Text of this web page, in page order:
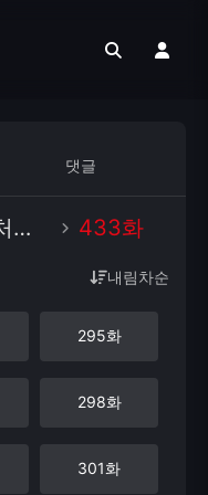
댓글
어서와~ 한국은 처음이지? 433화
내림차순
295화
298화
301화